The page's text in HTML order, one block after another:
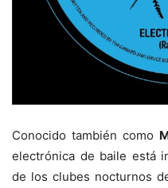
Conocido también como
electrónica de baile está
de los clubes nocturnos